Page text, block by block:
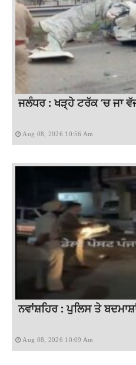
ਜਲੰਧਰ : ਖੜ੍ਹੇ ਟਰੱਕ ‘ਚ ਜਾ
Aug 08, 2026 10:56 Am
ਨਵਾਂਸ਼ਹਿਰ : ਪੁਲਿਸ ਤੇ
Aug 08, 2026 10:09 Am